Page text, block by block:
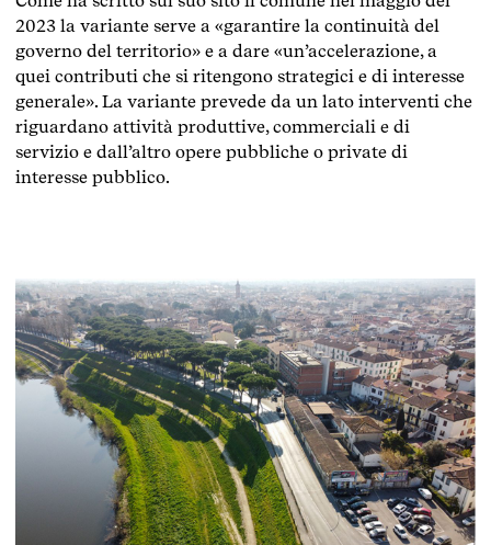
2023 la variante serve a «garantire la continuità del
governo del territorio» e a dare «un’accelerazione, a
quei contributi che si ritengono strategici e di interesse
generale». La variante prevede da un lato interventi che
riguardano attività produttive, commerciali e di
servizio e dall’altro opere pubbliche o private di
interesse pubblico.